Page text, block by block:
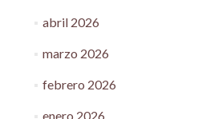
abril 2026
marzo 2026
febrero 2026
enero 2026